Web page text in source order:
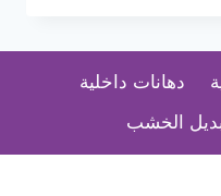
دهانات داخلية
الخشب